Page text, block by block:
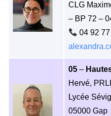
CLG
– BP 72 –
04 92 77
05 –
Hervé,
Lycée
05000 Gap